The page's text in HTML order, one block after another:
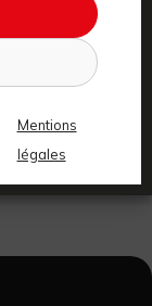
Mentions
légales
an